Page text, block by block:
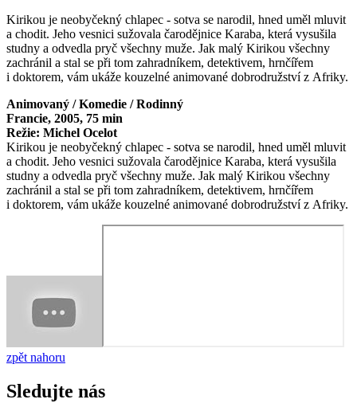
Kirikou je neobyčekný chlapec - sotva se narodil, hned uměl mluvit
a chodit. Jeho vesnici sužovala čarodějnice Karaba, která vysušila
studny a odvedla pryč všechny muže. Jak malý Kirikou všechny
zachránil a stal se při tom zahradníkem, detektivem, hrnčířem
i doktorem, vám ukáže kouzelné animované dobrodružství z Afriky.
Animovaný / Komedie / Rodinný
Francie, 2005, 75 min
Režie: Michel Ocelot
Kirikou je neobyčekný chlapec - sotva se narodil, hned uměl mluvit
a chodit. Jeho vesnici sužovala čarodějnice Karaba, která vysušila
studny a odvedla pryč všechny muže. Jak malý Kirikou všechny
zachránil a stal se při tom zahradníkem, detektivem, hrnčířem
i doktorem, vám ukáže kouzelné animované dobrodružství z Afriky.
zpět nahoru
Sledujte nás